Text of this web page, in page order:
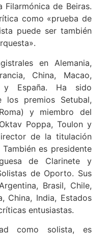
Filarmónica de Beiras.
como «prueba de
puede ser también
en Alemania,
China, Macao,
y España. Ha sido
los premios Setubal,
y miembro del
Poppa, Toulon y
de la titulación
es presidente
de Clarinete y
de Oporto. Sus
Brasil, Chile,
China, India, Estados
entusiastas.
como solista, es